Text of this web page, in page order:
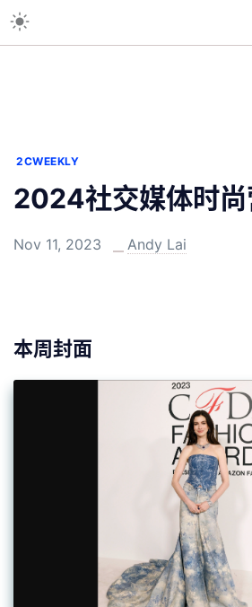
2CWEEKLY
2024社交媒体时尚
Nov 11, 2023 Andy Lai
本周封面